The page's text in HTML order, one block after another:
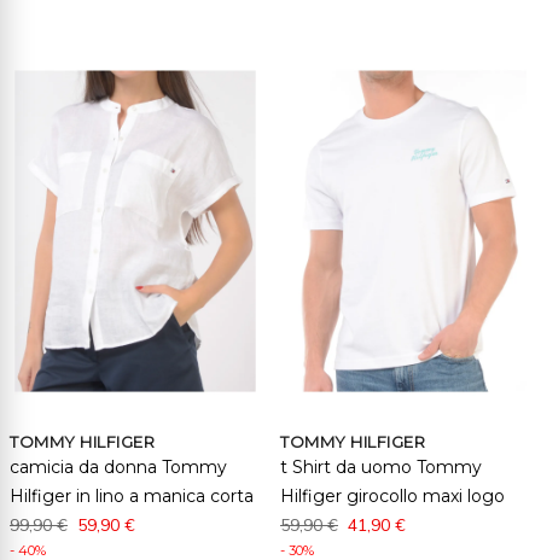
TOMMY HILFIGER
camicia da donna Tommy
Hilfiger in lino a manica corta
99,90 € 59,90 €
- 40%
TOMMY HILFIGER
t Shirt da uomo Tommy
Hilfiger girocollo maxi logo
59,90 € 41,90 €
- 30%